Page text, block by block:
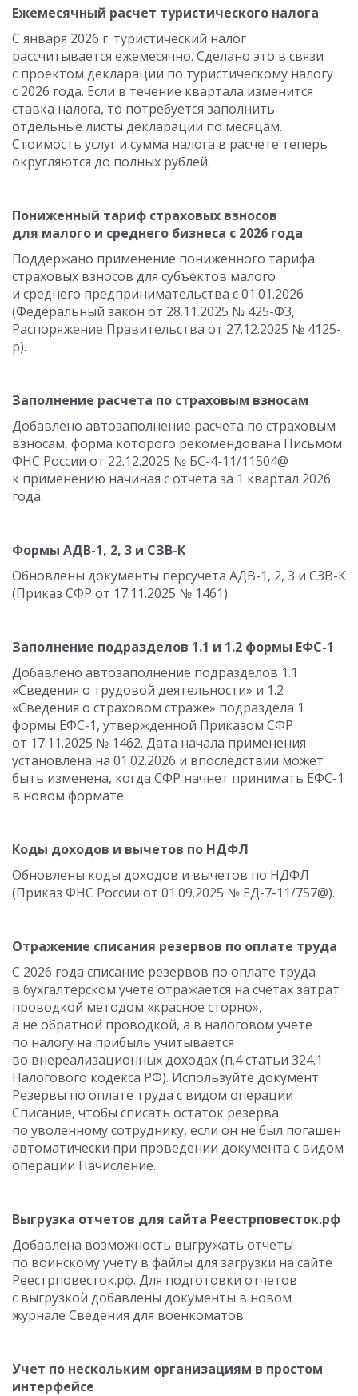
Ежемесячный расчет туристического налога
С января 2026 г. туристический налог
рассчитывается ежемесячно. Сделано это в связи
с проектом декларации по туристическому налогу
с 2026 года. Если в течение квартала изменится
ставка налога, то потребуется заполнить
отдельные листы декларации по месяцам.
Стоимость услуг и сумма налога в расчете теперь
округляются до полных рублей.
Пониженный тариф страховых взносов
для малого и среднего бизнеса с 2026 года
Поддержано применение пониженного тарифа
страховых взносов для субъектов малого
и среднего предпринимательства с 01.01.2026
(Федеральный закон от 28.11.2025 № 425-ФЗ,
Распоряжение Правительства от 27.12.2025 № 4125-
р).
Заполнение расчета по страховым взносам
Добавлено автозаполнение расчета по страховым
взносам, форма которого рекомендована Письмом
ФНС России от 22.12.2025 № БС-4-11/11504@
к применению начиная с отчета за 1 квартал 2026
года.
Формы АДВ-1, 2, 3 и СЗВ-К
Обновлены документы персучета АДВ-1, 2, 3 и СЗВ-К
(Приказ СФР от 17.11.2025 № 1461).
Заполнение подразделов 1.1 и 1.2 формы ЕФС-1
Добавлено автозаполнение подразделов 1.1
«Сведения о трудовой деятельности» и 1.2
«Сведения о страховом страже» подраздела 1
формы ЕФС-1, утвержденной Приказом СФР
от 17.11.2025 № 1462. Дата начала применения
установлена на 01.02.2026 и впоследствии может
быть изменена, когда СФР начнет принимать ЕФС-1
в новом формате.
Коды доходов и вычетов по НДФЛ
Обновлены коды доходов и вычетов по НДФЛ
(Приказ ФНС России от 01.09.2025 № ЕД-7-11/757@).
Отражение списания резервов по оплате труда
С 2026 года списание резервов по оплате труда
в бухгалтерском учете отражается на счетах затрат
проводкой методом «красное сторно»,
а не обратной проводкой, а в налоговом учете
по налогу на прибыль учитывается
во внереализационных доходах (п.4 статьи 324.1
Налогового кодекса РФ). Используйте документ
Резервы по оплате труда с видом операции
Списание, чтобы списать остаток резерва
по уволенному сотруднику, если он не был погашен
автоматически при проведении документа с видом
операции Начисление.
Выгрузка отчетов для сайта Реестрповесток.рф
Добавлена возможность выгружать отчеты
по воинскому учету в файлы для загрузки на сайте
Реестрповесток.рф. Для подготовки отчетов
с выгрузкой добавлены документы в новом
журнале Сведения для военкоматов.
Учет по нескольким организациям в простом
интерфейсе